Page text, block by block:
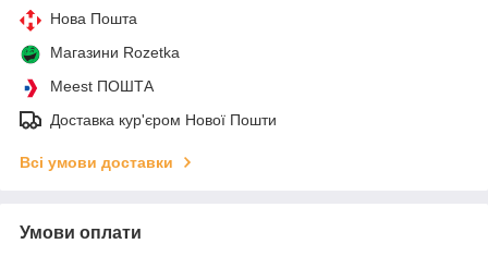
Нова Пошта
Магазини Rozetka
Meest ПОШТА
Доставка кур'єром Нової Пошти
Всі умови доставки
Умови оплати